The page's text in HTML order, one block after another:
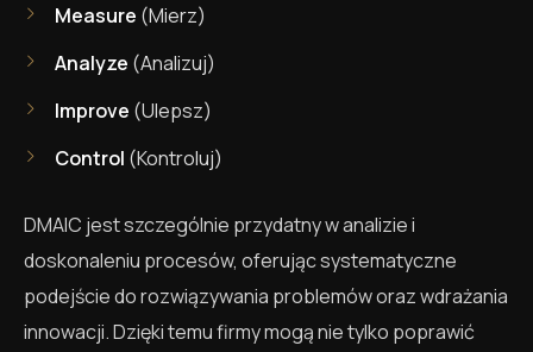
Measure (Mierz)
Analyze (Analizuj)
Improve (Ulepsz)
Control (Kontroluj)
DMAIC jest szczególnie przydatny w analizie i
doskonaleniu procesów, oferując systematyczne
podejście do rozwiązywania problemów oraz wdrażania
innowacji. Dzięki temu firmy mogą nie tylko poprawić